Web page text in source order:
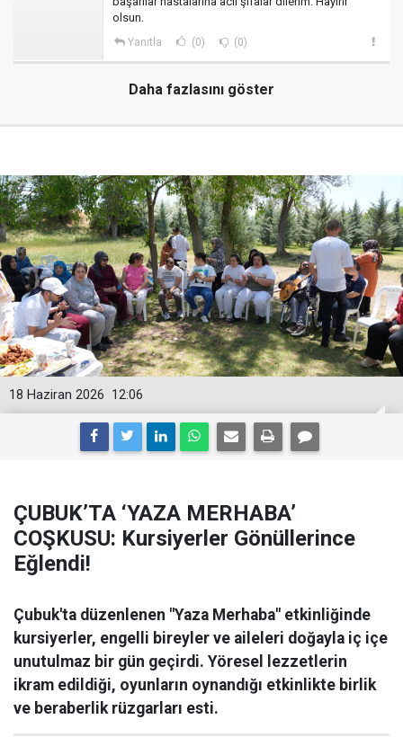
olsun.
Yanıtla (0) (0)
Daha fazlasını göster
12:06
18 Haziran 2026
ÇUBUK’TA ‘YAZA MERHABA’
COŞKUSU: Kursiyerler Gönüllerince
Eğlendi!
Çubuk'ta düzenlenen "Yaza Merhaba" etkinliğinde
kursiyerler, engelli bireyler ve aileleri doğayla iç içe
unutulmaz bir gün geçirdi. Yöresel lezzetlerin
ikram edildiği, oyunların oynandığı etkinlikte birlik
ve beraberlik rüzgarları esti.